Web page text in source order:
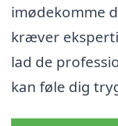
imødekomme
kræver
lad de
kan føle dig